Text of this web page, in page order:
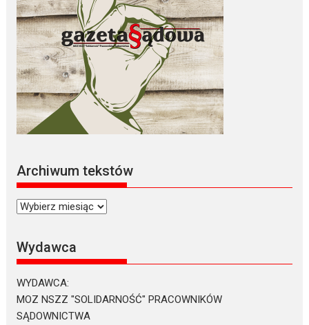
Archiwum tekstów
Archiwum
Wydawca
WYDAWCA:
MOZ NSZZ "SOLIDARNOŚĆ" PRACOWNIKÓW
SĄDOWNICTWA